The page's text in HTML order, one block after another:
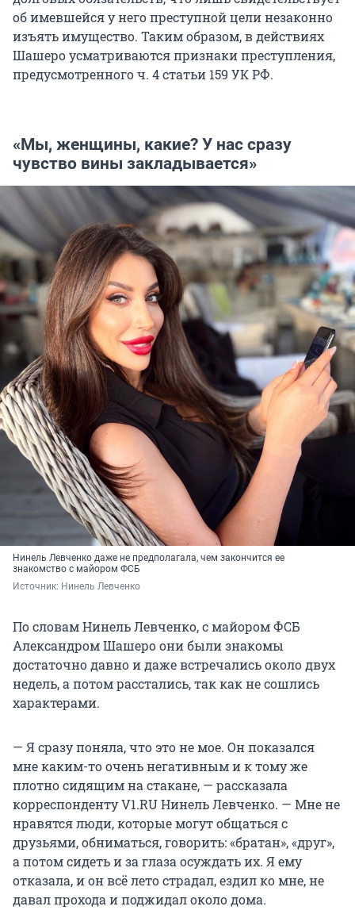
об имевшейся у него преступной цели незаконно
изъять имущество. Таким образом, в действиях
Шашеро усматриваются признаки преступления,
предусмотренного ч. 4 статьи 159 УК РФ.
«Мы, женщины, какие? У нас сразу
чувство вины закладывается»
Нинель Левченко даже не предполагала, чем закончится ее
знакомство с майором ФСБ
Источник: Нинель Левченко
По словам Нинель Левченко, с майором ФСБ
Александром Шашеро они были знакомы
достаточно давно и даже встречались около двух
недель, а потом расстались, так как не сошлись
характерами.
— Я сразу поняла, что это не мое. Он показался
мне каким-то очень негативным и к тому же
плотно сидящим на стакане, — рассказала
корреспонденту V1.RU Нинель Левченко. — Мне не
нравятся люди, которые могут общаться с
друзьями, обниматься, говорить: «братан», «друг»,
а потом сидеть и за глаза осуждать их. Я ему
отказала, и он всё лето страдал, ездил ко мне, не
давал прохода и поджидал около дома.